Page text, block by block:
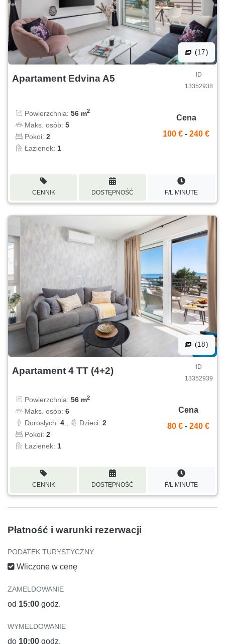
(17)
Apartament Edvina A5
ID
13352938
Powierzchnia: 56 m2
Maks. osób: 5
Pokoi: 2
Łazienek: 1
Cena
100 € - 240 €
CENNIK DOSTĘPNOŚĆ F/L MINUTE
(18)
Apartament 4 TT (4+2)
ID
13352939
Powierzchnia: 56 m2
Maks. osób: 6
Dorosłych: 4 Dzieci: 2
Pokoi: 2
Łazienek: 1
Cena
80 € - 240 €
CENNIK DOSTĘPNOŚĆ F/L MINUTE
Płatność i warunki rezerwacji
PODATEK TURYSTYCZNY
Wliczone w cenę
ZAMELDOWANIE
od 15:00 godz.
WYMELDOWANIE
do 10:00 godz.